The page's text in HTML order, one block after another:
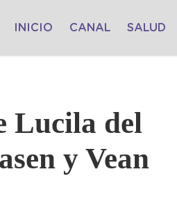
INICIO CANAL SALUD
Lucila del
y Vean